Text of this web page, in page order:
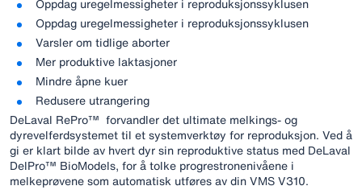
Oppdag uregelmessigheter i reproduksjonssyklusen
Oppdag uregelmessigheter i reproduksjonssyklusen
Varsler om tidlige aborter
Mer produktive laktasjoner
Mindre åpne kuer
Redusere utrangering
DeLaval RePro™ forvandler det ultimate melkings- og
dyrevelferdsystemet til et systemverktøy for reproduksjon. Ved å
gi er klart bilde av hvert dyr sin reproduktive status med DeLaval
DelPro™ BioModels, for å tolke progrestronenivåene i
melkeprøvene som automatisk utføres av din VMS V310.